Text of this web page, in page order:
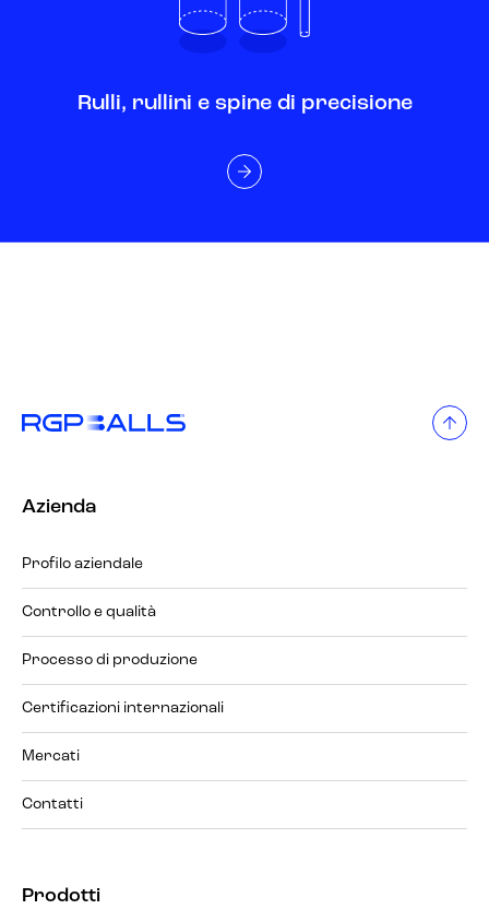
Rulli, rullini e spine di precisione
Azienda
Profilo aziendale
Controllo e qualità
Processo di produzione
Certificazioni internazionali
Mercati
Contatti
Prodotti